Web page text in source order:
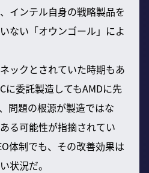
インテル自身の戦略製品を
ない「オウンゴール」によ
ックとされていた時期もあ
に委託製造してもAMDに先
問題の根源が製造ではな
る可能性が指摘されてい
体制でも、その改善効果は
状況だ。